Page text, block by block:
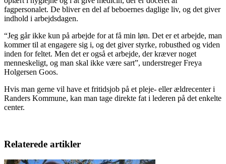
fagpersonalet. De bliver en del af beboernes daglige liv, og det giver
indhold i arbejdsdagen.
“Jeg går ikke kun på arbejde for at få min løn. Det er et arbejde, man
kommer til at engagere sig i, og det giver styrke, robusthed og viden
inden for feltet. Men det er også et arbejde, der kræver noget
menneskeligt, og man skal ikke være sart”, understreger Freya
Holgersen Goos.
Hvis man gerne vil have et fritidsjob på et pleje- eller ældrecenter i
Randers Kommune, kan man tage direkte fat i lederen på det enkelte
center.
Relaterede artikler